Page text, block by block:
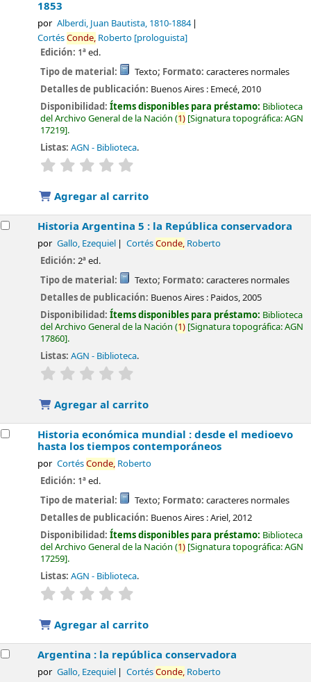
1853
por Alberdi, Juan Bautista, 1810-1884
CortésConde, Roberto [prologuista]
Edición: 1ª ed.
Tipo de material:
Texto; Formato: caracteres normales
Detalles de publicación: Buenos Aires : Emecé,2010
Disponibilidad:Ítems disponibles para préstamo: Biblioteca
del Archivo General de la Nación (1) Signatura topográfica:AGN
17219 .
Listas: AGN - Biblioteca.
valoración
Agregar al carrito
Historia Argentina 5 : la República conservadora
por Gallo, Ezequiel CortésConde,Roberto
Edición:2ª ed.
Tipo de material:
Texto; Formato: caracteres normales
Detalles de publicación: Buenos Aires : Paidos,2005
Disponibilidad:Ítems disponibles para préstamo: Biblioteca
del Archivo General de la Nación (1) Signatura topográfica:AGN
17860 .
Listas: AGN - Biblioteca.
valoración
Agregar al carrito
Historia económica mundial : desde el medioevo
hasta los tiempos contemporáneos
por CortésConde,Roberto
Edición: 1ª ed.
Tipo de material:
Texto; Formato: caracteres normales
Detalles de publicación: Buenos Aires :Ariel,2012
Disponibilidad:Ítems disponibles para préstamo: Biblioteca
del Archivo General de la Nación (1) Signatura topográfica:AGN
17259 .
Listas: AGN - Biblioteca.
valoración
Agregar al carrito
Argentina : la república conservadora
por Gallo, Ezequiel CortésConde,Roberto